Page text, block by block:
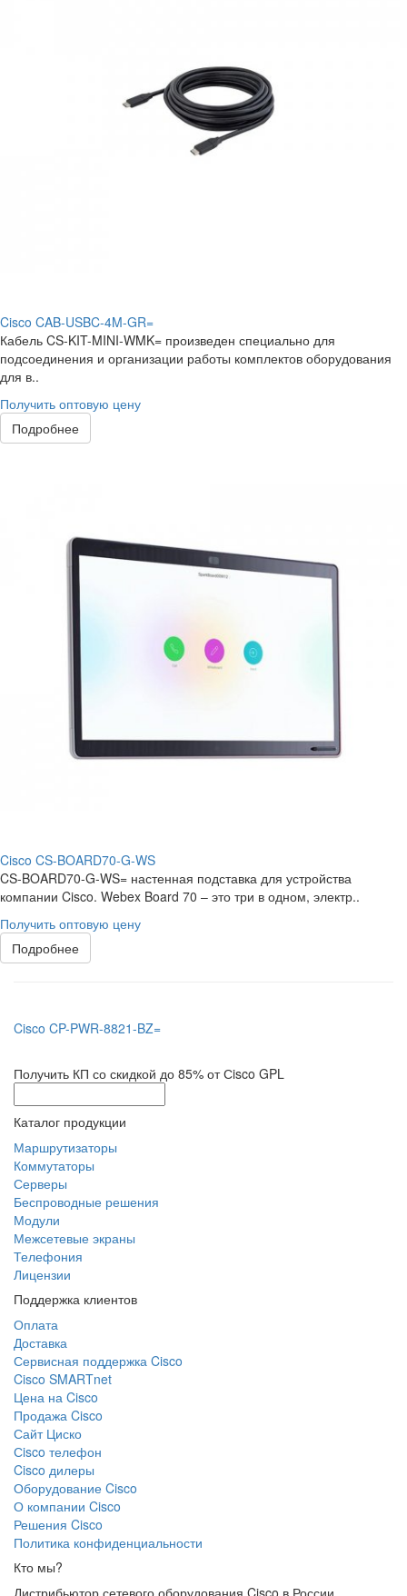
Cisco CAB-USBC-4M-GR=
Кабель CS-KIT-MINI-WMK= произведен специально для
подсоединения и организации работы комплектов оборудования
для в..
Получить оптовую цену
Подробнее
Cisco CS-BOARD70-G-WS
CS-BOARD70-G-WS= настенная подставка для устройства
компании Cisco. Webex Board 70 – это три в одном, электр..
Получить оптовую цену
Подробнее
Cisco CP-PWR-8821-BZ=
Получить КП со скидкой до 85% от Сisco GPL
Каталог продукции
Маршрутизаторы
Коммутаторы
Серверы
Беспроводные решения
Модули
Межсетевые экраны
Телефония
Лицензии
Поддержка клиентов
Оплата
Доставка
Сервисная поддержка Cisco
Cisco SMARTnet
Цена на Cisco
Продажа Cisco
Сайт Циско
Сisco телефон
Cisco дилеры
Оборудование Cisco
О компании Cisco
Решения Cisco
Политика конфиденциальности
Кто мы?